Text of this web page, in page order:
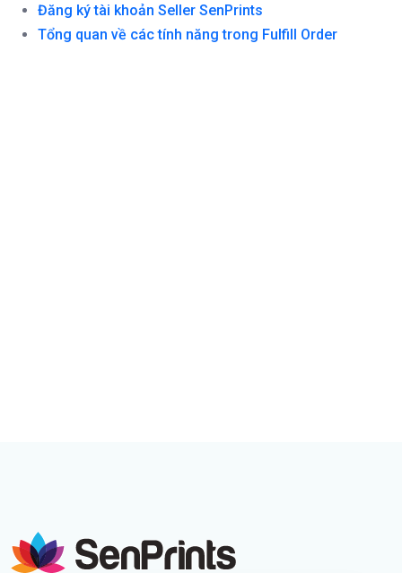
Đăng ký tài khoản Seller SenPrints
Tổng quan về các tính năng trong Fulfill Order